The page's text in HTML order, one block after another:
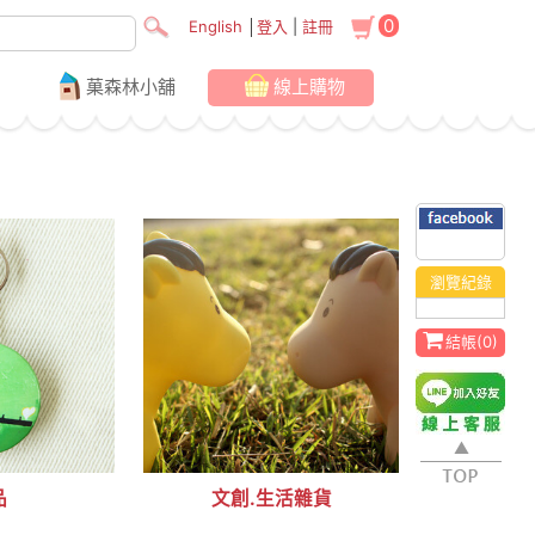
瀏覽紀錄
結帳(0)
English 登入 註冊 0
菓森林小舖 線上購物
文創.生活雜貨